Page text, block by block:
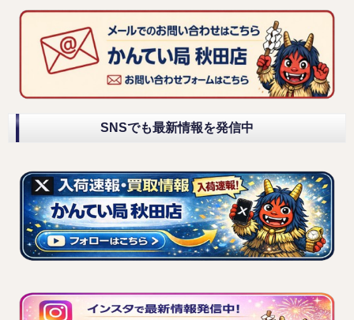
SNSでも最新情報を発信中